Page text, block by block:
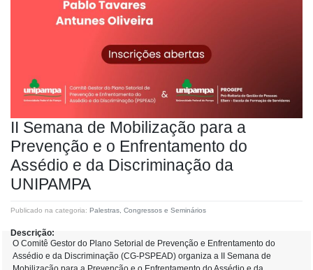
II Semana de Mobilização para a
Prevenção e o Enfrentamento do
Assédio e da Discriminação da
UNIPAMPA
Publicado na categoria: Palestras, Congressos e Seminários
Descrição:
O Comitê Gestor do Plano Setorial de Prevenção e Enfrentamento do
Assédio e da Discriminação (CG-PSPEAD) organiza a II Semana de